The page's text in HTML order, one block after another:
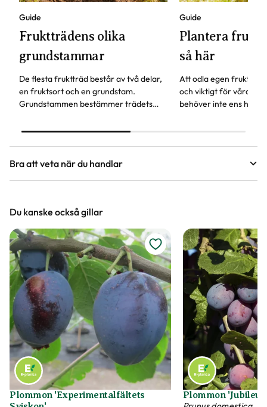
Guide
Fruktträdens olika
grundstammar
De flesta fruktträd består av två delar,
en fruktsort och en grundstam.
Grundstammen bestämmer trädets
egenskaper är när trädet börjar bära
Guide
Plantera
så här
Att odla egen frukt är
och viktigt för våra
behöver inte ens ha
Bra att veta när du handlar
Vi försöker alltid ange växternas ungefärliga
mått, men då växter är levande och alla växter
är unika så kan måtten och din växts utseende
variera något från informationen och fotona på
hemsidan.
Växter är levande varor
Det är naturligt att växter får nya blad och
därmed också tappar blad. Om din växt har
några gula eller bruna bland, så innebär det inte
att växten är döende eller av dålig kvalitet. Vi
Du kanske också gillar
Plommon 'Experimentalfältets
Plommon